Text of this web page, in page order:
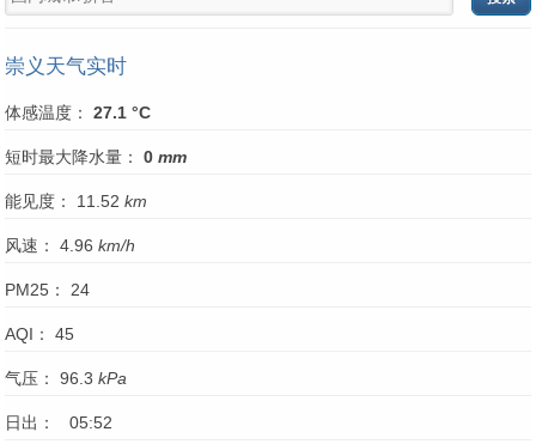
崇义天气实时
体感温度： 27.1 °C
短时最大降水量： 0 mm
能见度： 11.52 km
风速： 4.96 km/h
PM25： 24
AQI： 45
气压： 96.3 kPa
日出： 05:52